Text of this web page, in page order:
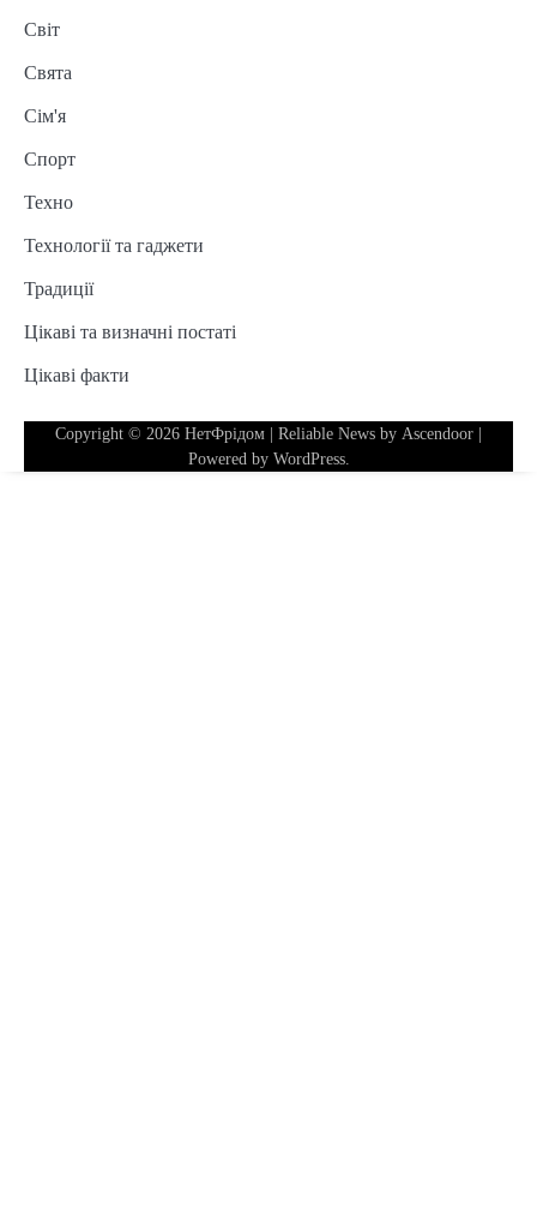
Світ
Свята
Сім'я
Спорт
Техно
Технології та гаджети
Традиції
Цікаві та визначні постаті
Цікаві факти
Copyright © 2026 НетФрідом | Reliable News by Ascendoor
Powered by WordPress.